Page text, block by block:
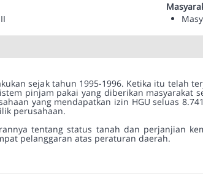
sejak tahun 1995-1996. Ketika itu telah
pinjam pakai yang diberikan masyarakat
yang mendapatkan izin HGU seluas
perusahaan.
tentang status tanah dan perjanjian
pelanggaran atas peraturan daerah.